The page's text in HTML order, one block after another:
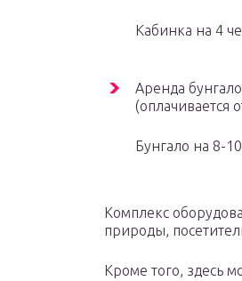
Кабинка на 4
Аренда
(оплачивается
Бунгало на 8-
Комплекс
природы,
Кроме того, здесь